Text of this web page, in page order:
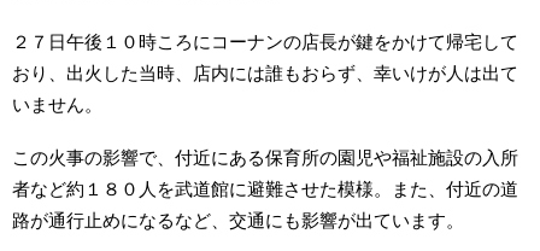
２７日午後１０時ころにコーナンの店長が鍵をかけて帰宅して
おり、出火した当時、店内には誰もおらず、幸いけが人は出て
いません。
この火事の影響で、付近にある保育所の園児や福祉施設の入所
者など約１８０人を武道館に避難させた模様。また、付近の道
路が通行止めになるなど、交通にも影響が出ています。